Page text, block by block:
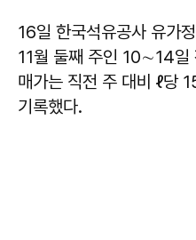
16일 한국석유공사 유가
11월 둘째 주인 10∼14일
매가는 직전 주 대비 ℓ당
기록했다.